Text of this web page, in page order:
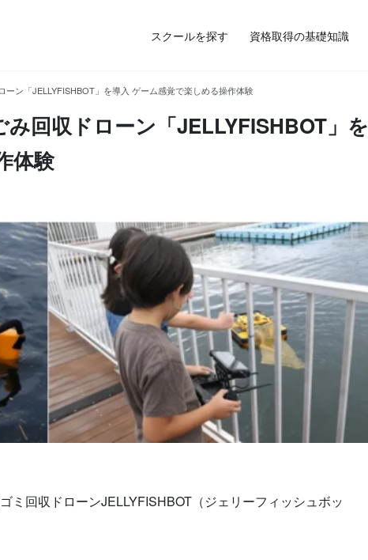
スクールを探す 資格取得の基礎知識
ーン「JELLYFISHBOT」を導入 ゲーム感覚で楽しめる操作体験
回収ドローン「JELLYFISHBOT」を
体験
ミ回収ドローンJELLYFISHBOT（ジェリーフィッシュボッ